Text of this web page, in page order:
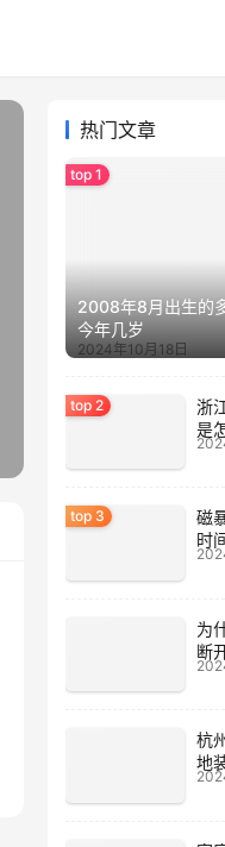
热门文章
2008年8月出生的
今年几岁
2024年10月18日
浙
是
电
磁
时
时
为
断
上
杭
地